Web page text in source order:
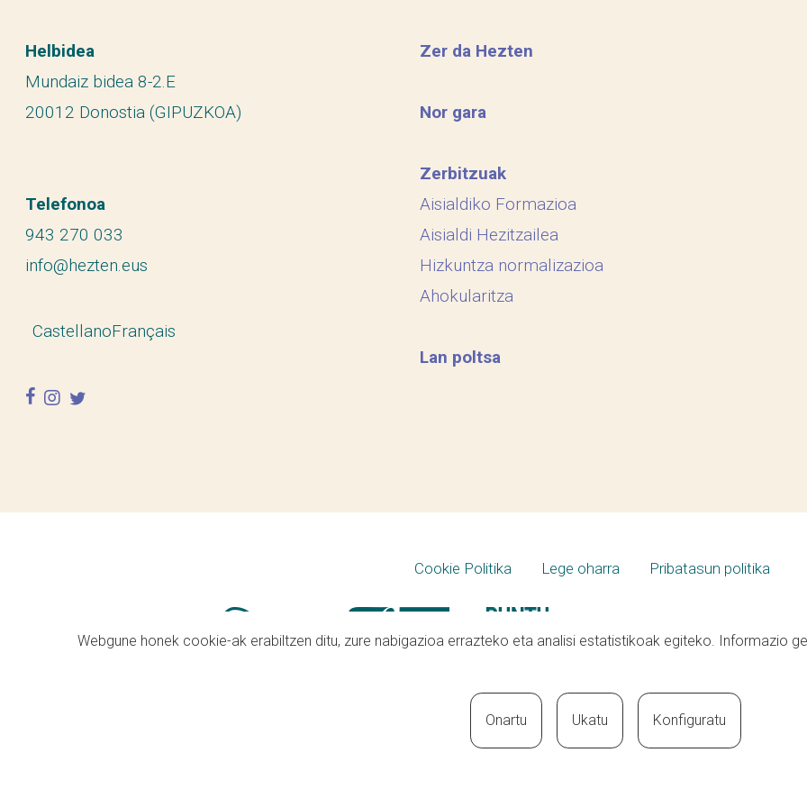
Helbidea
Mundaiz bidea 8-2.E
20012 Donostia (GIPUZKOA)
Telefonoa
943 270 033
info@hezten.eus
CastellanoFrançais
facebook
instagram
twitter
Zer da Hezten
Nor gara
Zerbitzuak
Aisialdiko Formazioa
Aisialdi Hezitzailea
Hizkuntza normalizazioa
Ahokularitza
Lan poltsa
Cookie Politika Lege oharra Pribatasun politika
Webgune honek cookie-ak erabiltzen ditu, zure nabigazioa errazteko eta analisi estatistikoak egiteko. Informazio
Onartu Ukatu Konfiguratu